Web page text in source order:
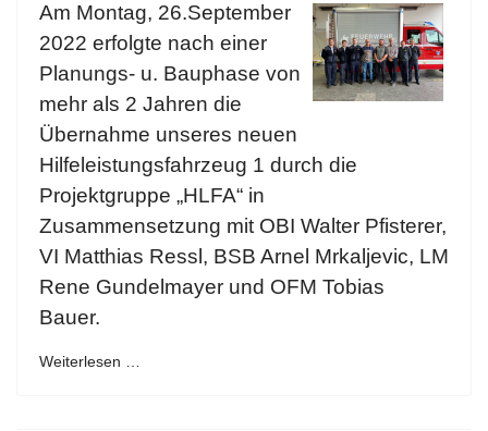
Am Montag, 26.September
2022 erfolgte nach einer
Planungs- u. Bauphase von
mehr als 2 Jahren die
Übernahme unseres neuen
Hilfeleistungsfahrzeug 1 durch die
Projektgruppe „HLFA“ in
Zusammensetzung mit OBI Walter Pfisterer,
VI Matthias Ressl, BSB Arnel Mrkaljevic, LM
Rene Gundelmayer und OFM Tobias
Bauer.
Weiterlesen …